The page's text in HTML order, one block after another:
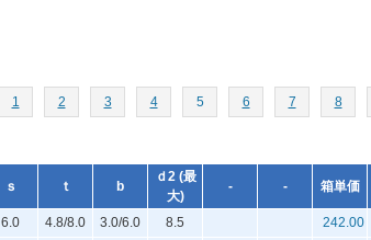
1 2 3 4 5 6 7 8
ｓ ｔ b
ｄ2 (最
大)
- - 箱単価
6.0 4.8/8.0 3.0/6.0 8.5 242.00